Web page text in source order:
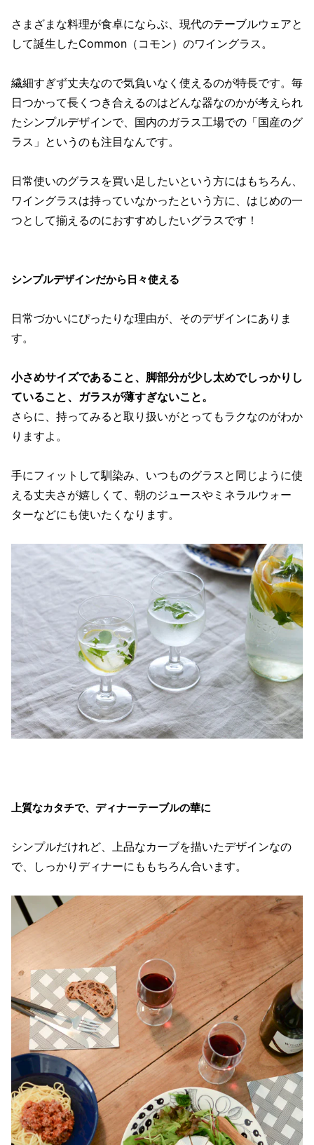
さまざまな料理が食卓にならぶ、現代のテーブルウェアと
して誕生したCommon（コモン）のワイングラス。
繊細すぎず丈夫なので気負いなく使えるのが特長です。毎
日つかって長くつき合えるのはどんな器なのかが考えられ
たシンプルデザインで、国内のガラス工場での「国産のグ
ラス」というのも注目なんです。
日常使いのグラスを買い足したいという方にはもちろん、
ワイングラスは持っていなかったという方に、はじめの一
つとして揃えるのにおすすめしたいグラスです！
シンプルデザインだから日々使える
日常づかいにぴったりな理由が、そのデザインにありま
す。
小さめサイズであること、脚部分が少し太めでしっかりし
ていること、ガラスが薄すぎないこと。
さらに、持ってみると取り扱いがとってもラクなのがわか
りますよ。
手にフィットして馴染み、いつものグラスと同じように使
える丈夫さが嬉しくて、朝のジュースやミネラルウォー
ターなどにも使いたくなります。
上質なカタチで、ディナーテーブルの華に
シンプルだけれど、上品なカーブを描いたデザインなの
で、しっかりディナーにももちろん合います。